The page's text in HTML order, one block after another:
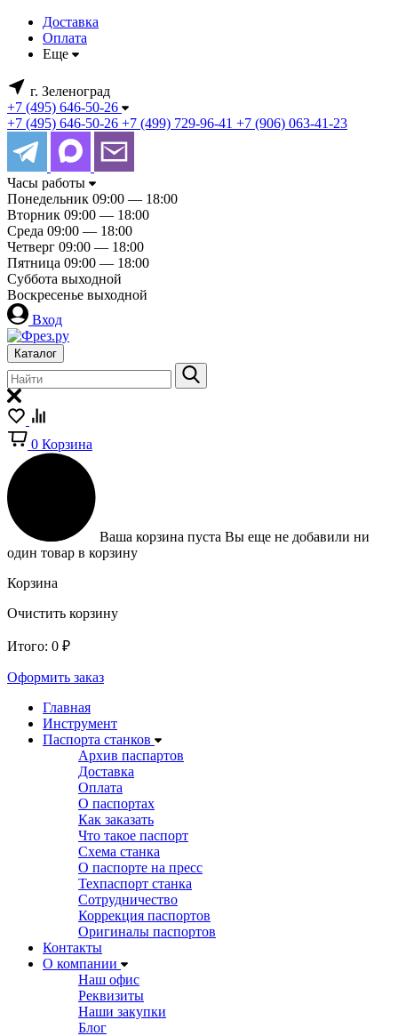
Доставка
Оплата
Еще
г. Зеленоград
+7 (495) 646-50-26
+7 (495) 646-50-26 +7 (499) 729-96-41 +7 (906) 063-41-23
Часы работы
Понедельник 09:00 — 18:00
Вторник 09:00 — 18:00
Среда 09:00 — 18:00
Четверг 09:00 — 18:00
Пятница 09:00 — 18:00
Суббота выходной
Воскресенье выходной
Вход
Каталог
0 Корзина
Ваша корзина пуста Вы еще не добавили ни
один товар в корзину
Корзина
Очистить корзину
Итого: 0 ₽
Оформить заказ
Главная
Инструмент
Паспорта станков
Архив паспартов
Доставка
Оплата
О паспортах
Как заказать
Что такое паспорт
Схема станка
О паспорте на пресс
Техпаспорт станка
Сотрудничество
Коррекция паспортов
Оригиналы паспортов
Контакты
О компании
Наш офис
Реквизиты
Наши закупки
Блог